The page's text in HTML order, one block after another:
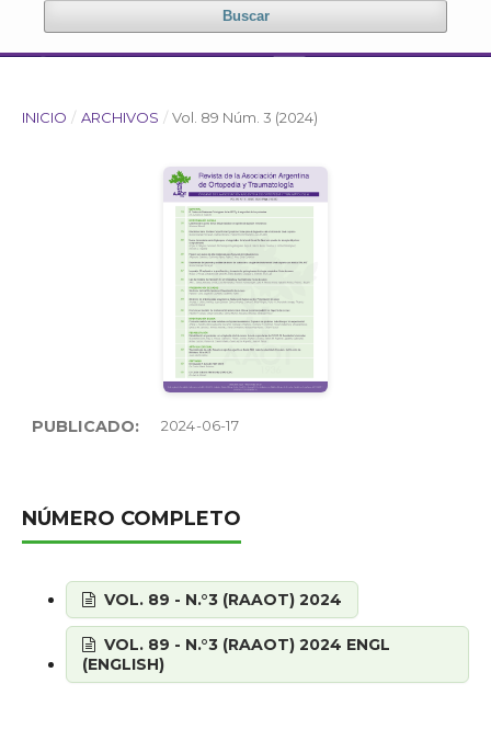
Buscar
INICIO / ARCHIVOS / Vol. 89 Núm. 3 (2024)
PUBLICADO: 2024-06-17
NÚMERO COMPLETO
VOL. 89 - N.°3 (RAAOT) 2024
VOL. 89 - N.°3 (RAAOT) 2024 ENGL
(ENGLISH)